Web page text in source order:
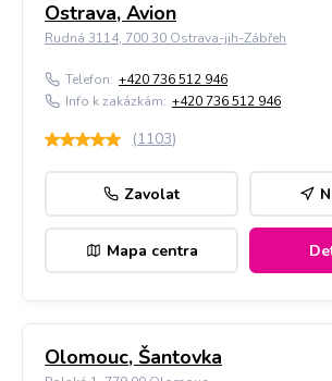
Ostrava, Avion
Rudná 3114, 700 30 Ostrava-jih-Zábřeh
Telefon: +420 736 512 946
Info k zakázkám: +420 736 512 946
(1103)
Zavolat
Mapa centra
Olomouc, Šantovka